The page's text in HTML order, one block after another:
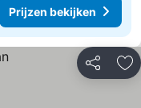
Prijzen bekijken
Delen